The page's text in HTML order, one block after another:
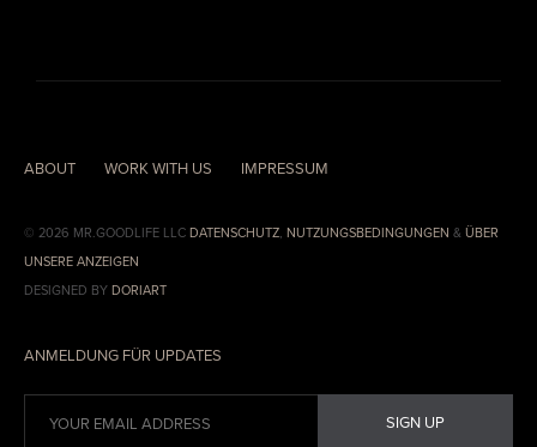
ABOUT WORK WITH US IMPRESSUM
© 2026 MR.GOODLIFE LLC DATENSCHUTZ, NUTZUNGSBEDINGUNGEN & ÜBER
UNSERE ANZEIGEN
DESIGNED BY DORIART
ANMELDUNG FÜR UPDATES